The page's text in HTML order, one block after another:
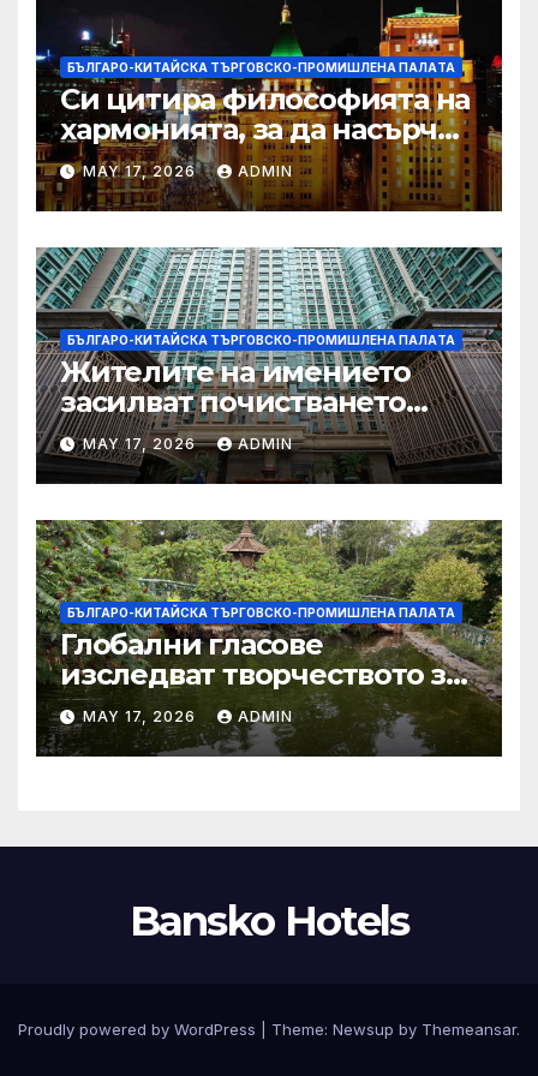
БЪЛГАРО-КИТАЙСКА ТЪРГОВСКО-ПРОМИШЛЕНА ПАЛAТА
Си цитира философията на
хармонията, за да насърчи
съжителството между
Китай и САЩ
MAY 17, 2026 ADMIN
БЪЛГАРО-КИТАЙСКА ТЪРГОВСКО-ПРОМИШЛЕНА ПАЛAТА
Жителите на имението
засилват почистването
след първия случай на
хепатит на плъхове в града
тази година
MAY 17, 2026 ADMIN
БЪЛГАРО-КИТАЙСКА ТЪРГОВСКО-ПРОМИШЛЕНА ПАЛAТА
Глобални гласове
изследват творчеството за
устойчиви градове в Wuxi
MAY 17, 2026 ADMIN
Bansko Hotels
Proudly powered by WordPress Theme: Newsup by Themeansar.